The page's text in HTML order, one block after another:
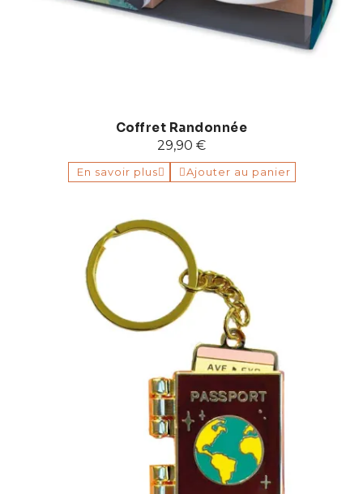
Coffret Randonnée
29,90 €
En savoir plus Ajouter au panier